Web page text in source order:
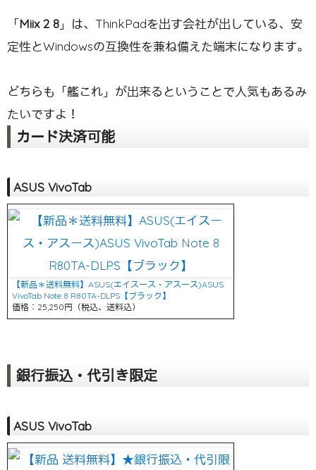
「Miix 2 8」は、ThinkPadを出す会社が出している、安
定性とWindowsの互換性を兼ね備えた端末になります。
どちらも「艦これ」が出来るということで人気もあるみ
たいですよ！
カード決済可能
ASUS VivoTab
【新品＊送料無料】ASUS(エイスース・アスース)ASUS
VivoTab Note 8 R80TA-DLPS【ブラック】
価格：25,250円（税込、送料込）
銀行振込・代引き限定
ASUS VivoTab